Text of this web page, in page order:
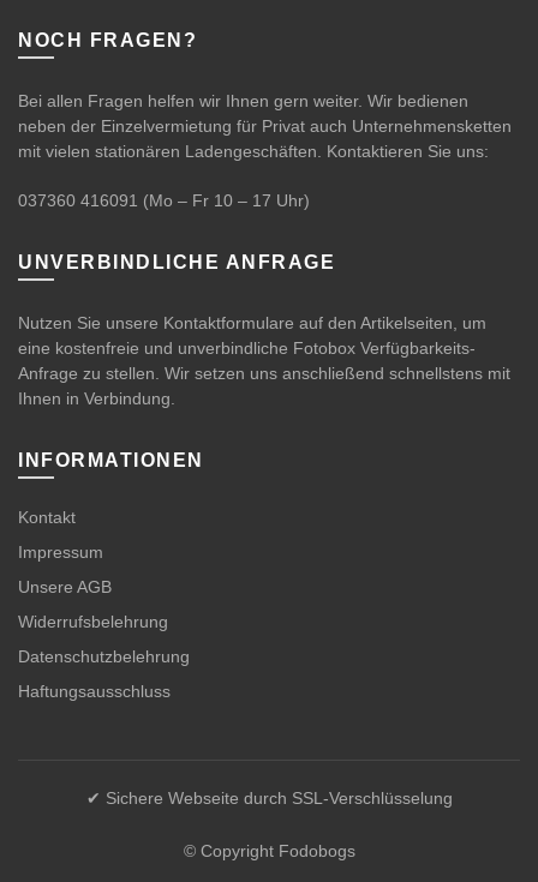
NOCH FRAGEN?
Bei allen Fragen helfen wir Ihnen gern weiter. Wir bedienen
neben der Einzelvermietung für Privat auch Unternehmensketten
mit vielen stationären Ladengeschäften. Kontaktieren Sie uns:
037360 416091 (Mo – Fr 10 – 17 Uhr)
UNVERBINDLICHE ANFRAGE
Nutzen Sie unsere Kontaktformulare auf den Artikelseiten, um
eine kostenfreie und unverbindliche Fotobox Verfügbarkeits-
Anfrage zu stellen. Wir setzen uns anschließend schnellstens mit
Ihnen in Verbindung.
INFORMATIONEN
Kontakt
Impressum
Unsere AGB
Widerrufsbelehrung
Datenschutzbelehrung
Haftungsausschluss
✔ Sichere Webseite durch SSL-Verschlüsselung
© Copyright Fodobogs